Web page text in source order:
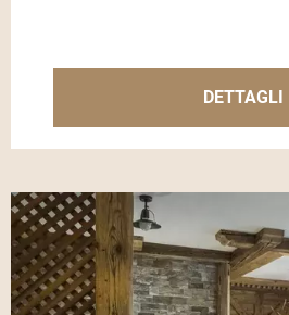
DETTAGLI